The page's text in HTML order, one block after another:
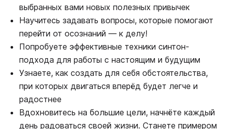
выбранных вами новых полезных привычек
Научитесь задавать вопросы, которые помогают
перейти от осознаний ― к делу!
Попробуете эффективные техники синтон-
подхода для работы с настоящим и будущим
Узнаете, как создать для себя обстоятельства,
при которых двигаться вперёд будет легче и
радостнее
Вдохновитесь на большие цели, начнёте каждый
день радоваться своей жизни. Станете примером